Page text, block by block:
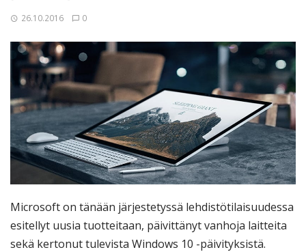
26.10.2016 0
Microsoft on tänään järjestetyssä lehdistötilaisuudessa
esitellyt uusia tuotteitaan, päivittänyt vanhoja laitteita
sekä kertonut tulevista Windows 10 -päivityksistä.